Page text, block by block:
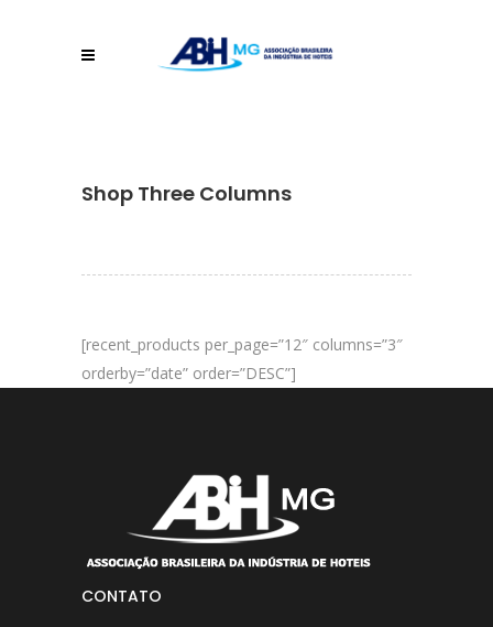
Shop Three Columns
[recent_products per_page=”12″ columns=”3″
orderby=”date” order=”DESC”]
CONTATO